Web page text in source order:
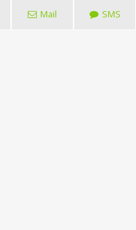
Mail SMS